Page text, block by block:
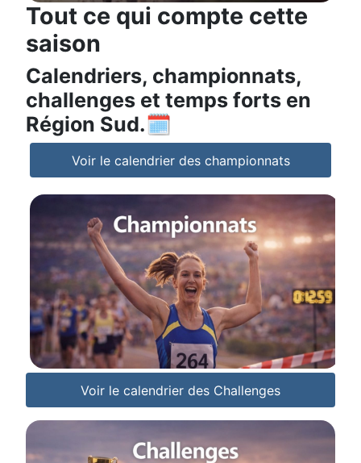
Tout ce qui compte cette
saison
Calendriers, championnats,
challenges et temps forts en
Région Sud.🗓️
Voir le calendrier des championnats
Voir le calendrier des Challenges